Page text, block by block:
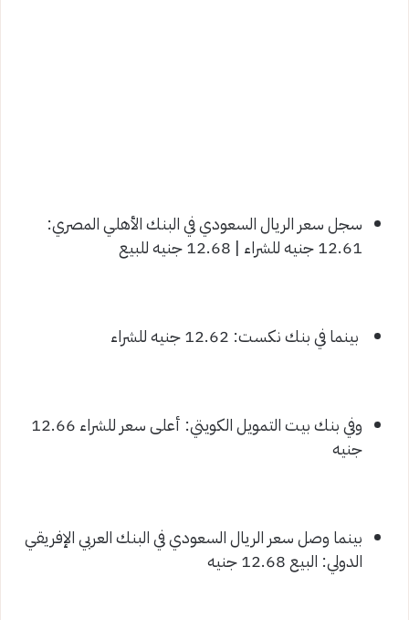
سجل سعر الريال السعودي في البنك الأهلي المصري:
12.61 جنيه للشراء | 12.68 جنيه للبيع
بينما في بنك نكست: 12.62 جنيه للشراء
وفي بنك بيت التمويل الكويتي: أعلى سعر للشراء 12.66
جنيه
بينما وصل سعر الريال السعودي في البنك العربي الإفريقي
الدولي: البيع 12.68 جنيه